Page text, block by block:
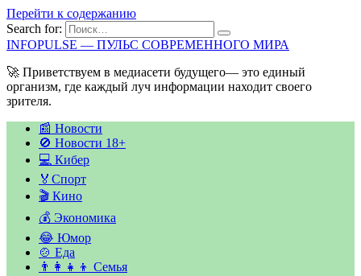
Перейти к содержанию
Search for:
INFOPULSE — ПУЛЬС СОВРЕМЕННОГО МИРА
🚀 Приветствуем в медиасети будущего— это единый
организм, где каждый луч информации находит своего
зрителя.
📰 Новости
🚫 Новости 18+
💻 Кибер
🏅Спорт
🎬 Кино
💰 Экономика
😂 Юмор
🍲 Еда
👨‍👩‍👧‍👦 Семья